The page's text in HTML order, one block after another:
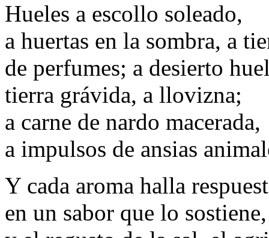
Hueles a escollo soleado,
a huertas en la sombra, a
de perfumes; a desierto
tierra grávida, a llovizna;
a carne de nardo macerada,
a impulsos de ansias
Y cada aroma halla
en un sabor que lo sostiene,